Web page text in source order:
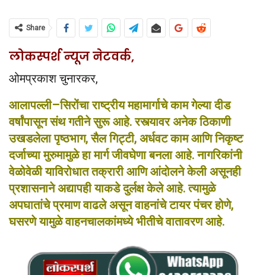
Share
लोकस्पर्श न्यूज नेटवर्क,
ओमप्रकाश चुनारकर,
आलापल्ली–सिरोंचा राष्ट्रीय महामार्गाचे काम गेल्या दीड
वर्षांपासून संथ गतीने सुरू आहे. रस्त्यावर अनेक ठिकाणी
उखडलेला पृष्ठभाग, सैल गिट्टी, अर्धवट काम आणि निकृष्ट
दर्जाच्या मुरुमामुळे हा मार्ग जीवघेणा बनला आहे. नागरिकांनी
वेळोवेळी याविरोधात तक्रारी आणि आंदोलने केली असूनही
प्रशासनाने अद्यापही याकडे दुर्लक्ष केले आहे. त्यामुळे
अपघातांचे प्रमाण वाढले असून वाहनांचे टायर पंचर होणे,
घसरणे यामुळे वाहनचालकांमध्ये भीतीचे वातावरण आहे.